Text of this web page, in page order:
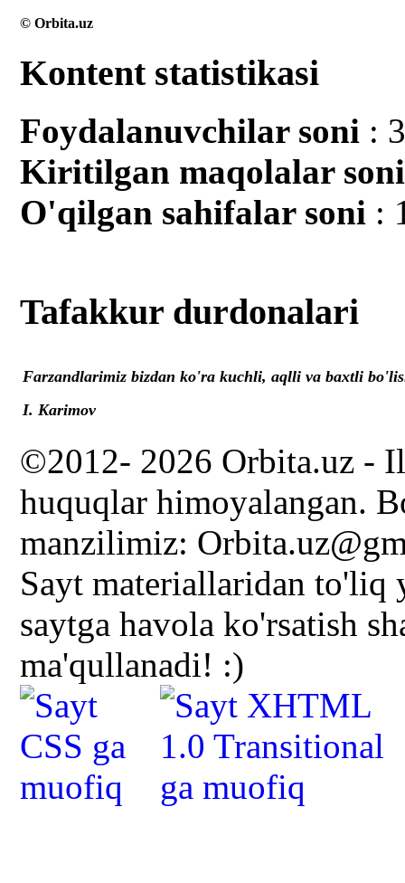
© Orbita.uz
Kontent statistikasi
Foydalanuvchilar soni :
Kiritilgan mаqolalar soni
O'qilgan sahifalar soni :
Tafakkur durdonalari
Farzandlarimiz bizdan ko'ra kuchli, aqlli va baxtli
I. Karimov
©2012- 2026 Orbita.uz -
huquqlar himoyalangan.
manzilimiz:
Sayt materiallaridan
saytga havola ko'rsatish
ma'qullanadi! :)